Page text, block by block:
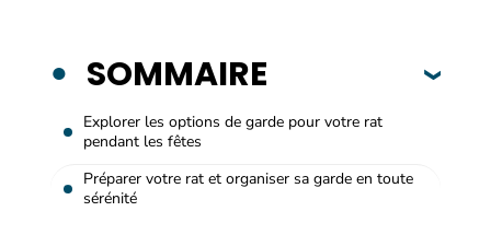
SOMMAIRE
Explorer les options de garde pour votre rat
pendant les fêtes
Préparer votre rat et organiser sa garde en toute
sérénité